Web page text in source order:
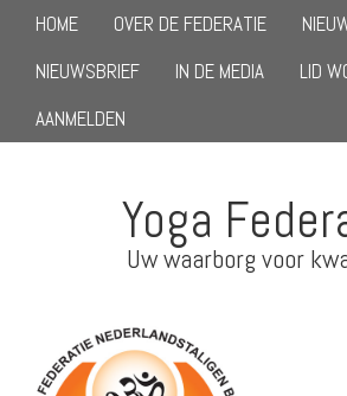
HOME OVER DE FEDERATIE
NIEUWSBRIEF
IN DE MEDIA
LID
AANMELDEN
Yoga
Uw waarborg voor